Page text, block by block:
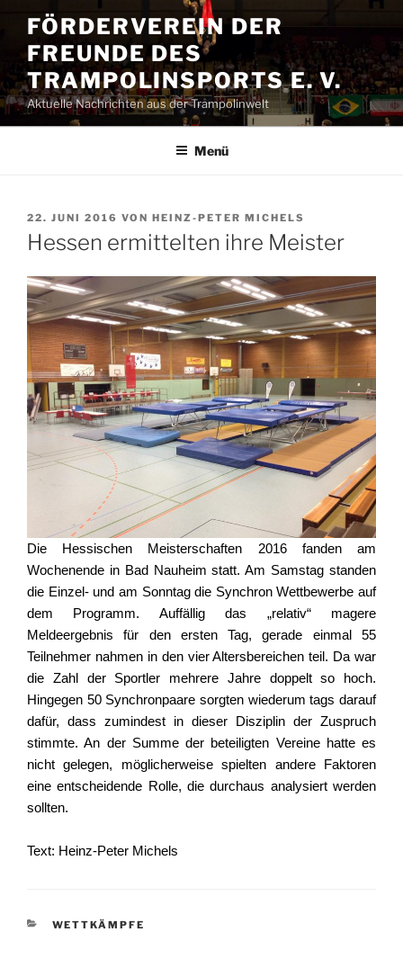
Inhalt
springen
FÖRDERVEREIN DER
FREUNDE DES
TRAMPOLINSPORTS E. V.
Aktuelle Nachrichten aus der Trampolinwelt
Menü
VERÖFFENTLICHT
AM
22. JUNI 2016 VON HEINZ-PETER MICHELS
Hessen ermittelten ihre Meister
Die Hessischen Meisterschaften 2016 fanden am
Wochenende in Bad Nauheim statt. Am Samstag standen
die Einzel- und am Sonntag die Synchron Wettbewerbe auf
dem Programm. Auffällig das „relativ“ magere
Meldeergebnis für den ersten Tag, gerade einmal 55
Teilnehmer nahmen in den vier Altersbereichen teil. Da war
die Zahl der Sportler mehrere Jahre doppelt so hoch.
Hingegen 50 Synchronpaare sorgten wiederum tags darauf
dafür, dass zumindest in dieser Disziplin der Zuspruch
stimmte. An der Summe der beteiligten Vereine hatte es
nicht gelegen, möglicherweise spielten andere Faktoren
eine entscheidende Rolle, die durchaus analysiert werden
sollten.
Text: Heinz-Peter Michels
KATEGORIEN
WETTKÄMPFE